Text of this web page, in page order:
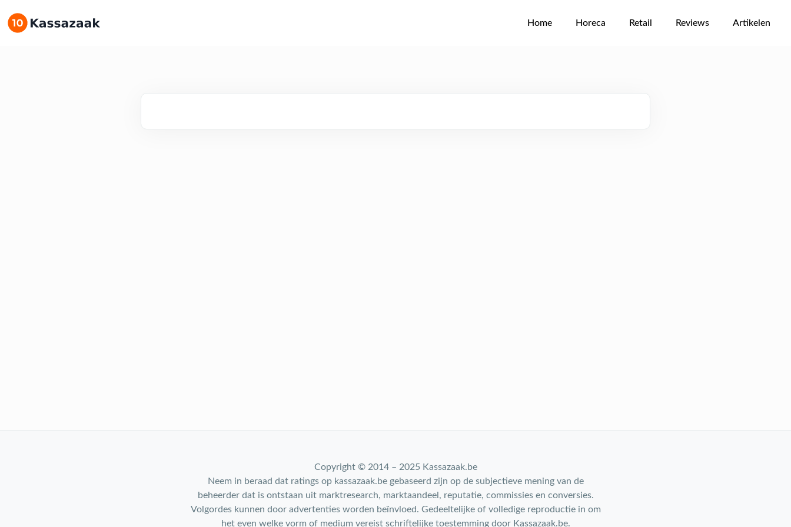
Home Horeca Retail Reviews Artikelen
Copyright © 2014 – 2025 Kassazaak.be
Neem in beraad dat ratings op kassazaak.be gebaseerd zijn op de subjectieve mening van de
beheerder dat is ontstaan uit marktresearch, marktaandeel, reputatie, commissies en conversies.
Volgordes kunnen door advertenties worden beïnvloed. Gedeeltelijke of volledige reproductie in om
het even welke vorm of medium vereist schriftelijke toestemming door Kassazaak.be.